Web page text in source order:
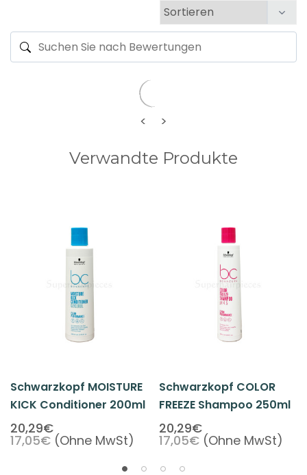
< >
Verwandte Produkte
Schwarzkopf MOISTURE
KICK Conditioner 200ml
20,29€
17,05€ (Ohne MwSt)
Schwarzkopf COLOR
FREEZE Shampoo 250ml
20,29€
17,05€ (Ohne MwSt)